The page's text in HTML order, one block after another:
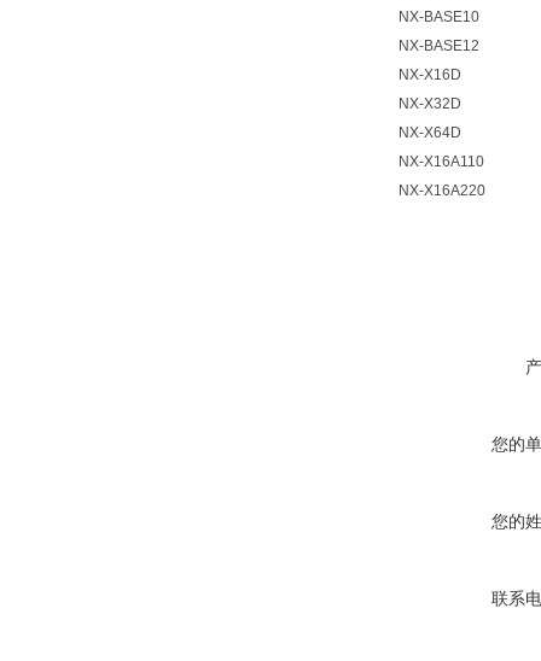
NX-BASE10
NX-BASE12
NX-X16D
NX-X32D
NX-X64D
NX-X16A110
NX-X16A220
您的
您的
联系